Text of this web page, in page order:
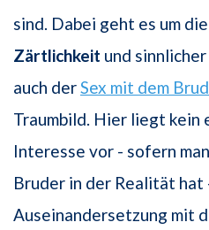
sind. Dabei geht es um
Zärtlichkeit und
auch derSex mit dem
Traumbild. Hier liegt kein
Interesse vor - sofern
Bruder in der Realität hat
Auseinandersetzung mit